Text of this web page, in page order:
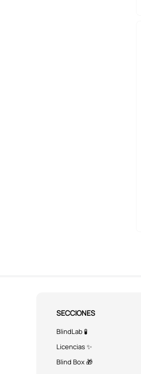
SECCIONES
BlindLab 🧪
Licencias ✨
Blind Box 🎁